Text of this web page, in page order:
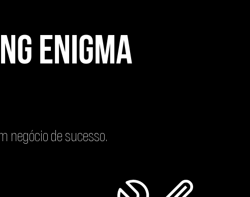
Enigma
negócio de sucesso.